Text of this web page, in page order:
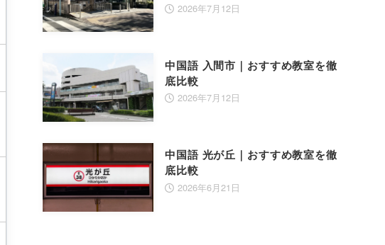
2026年7月12日
中国語 入間市｜おすすめ教室を徹
底比較
2026年7月12日
中国語 光が丘｜おすすめ教室を徹
底比較
2026年6月21日